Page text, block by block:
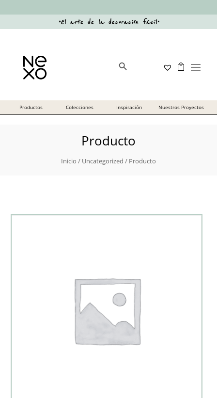
“El arte de la decoración fácil”
Producto
Inicio / Uncategorized / Producto